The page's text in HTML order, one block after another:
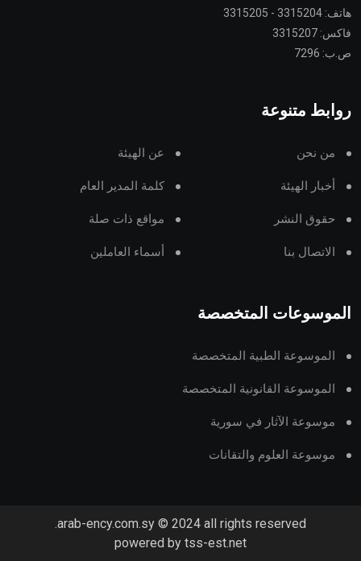
هاتف: 3315204 - 3315205
فاكس: 3315207
ص.ب: 7296
روابط متنوعة
من نحن عن الهيئة
أخبار الهيئة كلمة المدير العام
حقوق النشر مواقع ذات صلة
الاتصال بنا أسماء العاملين
الموسوعات المتخصصة
الموسوعة الطبية المتخصصة
الموسوعة القانونية المتخصصة
موسوعة الآثار في سورية
موسوعة العلوم والتقانات
arab-ency.com.sy © 2024 all rights reserved.
powered by tss-est.net